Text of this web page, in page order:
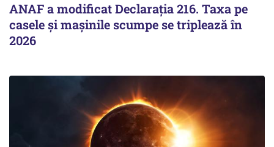
ANAF a modificat Declarația 216. Taxa pe
casele și mașinile scumpe se triplează în
2026